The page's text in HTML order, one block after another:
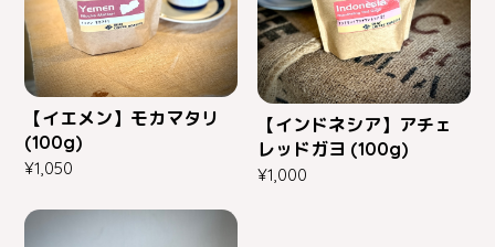
【イエメン】モカマタリ
(100g)
¥1,050
【インドネシア】アチェ
レッドガヨ (100g)
¥1,000